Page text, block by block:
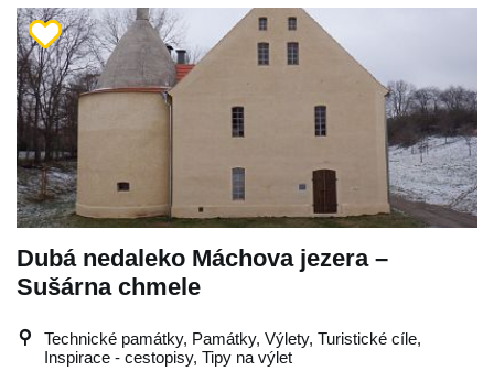
Dubá nedaleko Máchova jezera –
Sušárna chmele
Technické památky, Památky, Výlety, Turistické cíle,
Inspirace - cestopisy, Tipy na výlet